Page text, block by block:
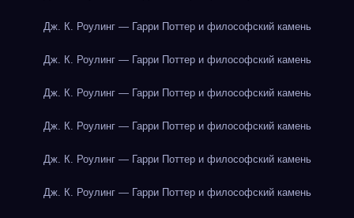
Дж. К. Роулинг — Гарри Поттер и философский камень
Дж. К. Роулинг — Гарри Поттер и философский камень
Дж. К. Роулинг — Гарри Поттер и философский камень
Дж. К. Роулинг — Гарри Поттер и философский камень
Дж. К. Роулинг — Гарри Поттер и философский камень
Дж. К. Роулинг — Гарри Поттер и философский камень